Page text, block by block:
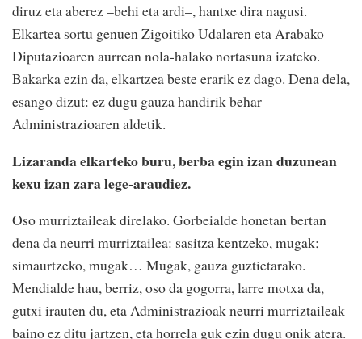
diruz eta aberez –behi eta ardi–, hantxe dira nagusi.
Elkartea sortu genuen Zigoitiko Udalaren eta Arabako
Diputazioaren aurrean nola-halako nortasuna izateko.
Bakarka ezin da, elkartzea beste erarik ez dago. Dena dela,
esango dizut: ez dugu gauza handirik behar
Administrazioaren aldetik.
Lizaranda elkarteko buru, berba egin izan duzunean
kexu izan zara lege-araudiez.
Oso murriztaileak direlako. Gorbeialde honetan bertan
dena da neurri murriztailea: sasitza kentzeko, mugak;
simaurtzeko, mugak… Mugak, gauza guztietarako.
Mendialde hau, berriz, oso da gogorra, larre motxa da,
gutxi irauten du, eta Administrazioak neurri murriztaileak
baino ez ditu jartzen, eta horrela guk ezin dugu onik atera.